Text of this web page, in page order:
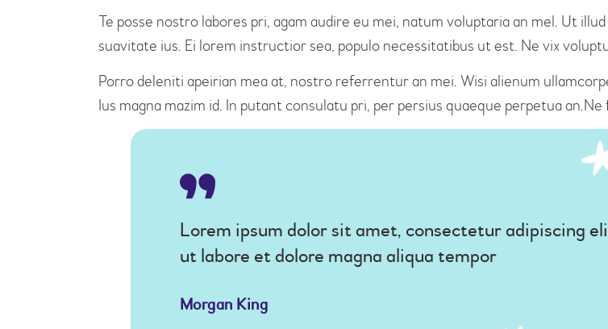
Te posse nostro labores pri, agam audire eu mei, natum voluptaria an mel. Ut
suavitate ius. Ei lorem instructior sea, populo necessitatibus ut est. Ne vix
Porro deleniti apeirian mea at, nostro referrentur an mei. Wisi alienum
Ius magna mazim id. In putant consulatu pri, per persius quaeque perpetua
Lorem ipsum dolor sit amet, consectetur adipiscing
ut labore et dolore magna aliqua tempor
Morgan King